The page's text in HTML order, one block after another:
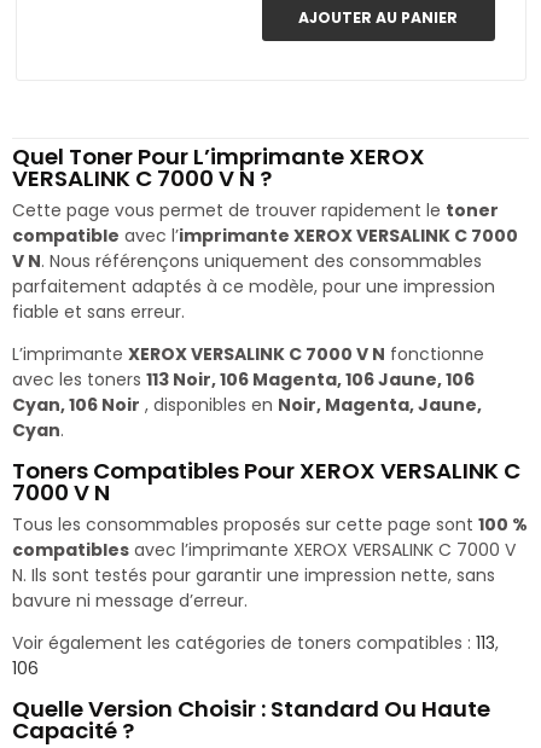
AJOUTER AU PANIER
Quel Toner Pour L’imprimante XEROX
VERSALINK C 7000 V N ?
Cette page vous permet de trouver rapidement le toner
compatible avec l’imprimante XEROX VERSALINK C 7000
V N. Nous référençons uniquement des consommables
parfaitement adaptés à ce modèle, pour une impression
fiable et sans erreur.
L’imprimante XEROX VERSALINK C 7000 V N fonctionne
avec les toners 113 Noir, 106 Magenta, 106 Jaune, 106
Cyan, 106 Noir , disponibles en Noir, Magenta, Jaune,
Cyan.
Toners Compatibles Pour XEROX VERSALINK C
7000 V N
Tous les consommables proposés sur cette page sont 100 %
compatibles avec l’imprimante XEROX VERSALINK C 7000 V
N. Ils sont testés pour garantir une impression nette, sans
bavure ni message d’erreur.
Voir également les catégories de toners compatibles : 113,
106
Quelle Version Choisir : Standard Ou Haute
Capacité ?